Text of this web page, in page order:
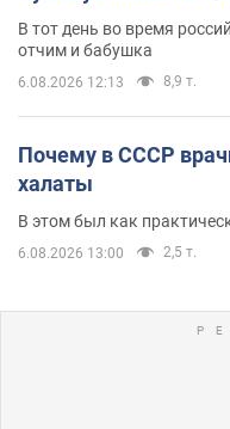
В тот день во время
отчим и бабушка
6.08.2026 12:13 8,9 т.
Почему в СССР
халаты
В этом был как
6.08.2026 13:00 2,5 т.